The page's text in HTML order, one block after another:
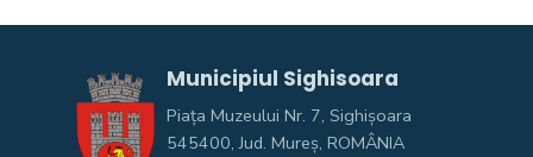
Municipiul Sighisoara
Piața Muzeului Nr. 7, Sighişoara
545400, Jud. Mureş, ROMÂNIA